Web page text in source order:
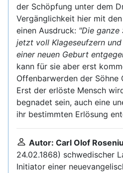
der Schöpfung unter dem
Vergänglichkeit hier mit
einen Ausdruck: "Die
jetzt voll Klageseufzern
einer neuen Geburt
kann für sie aber erst
Offenbarwerden der Söhne
Erst der erlöste Mensch
begnadet sein, auch eine
ihr bestimmten Erlösung
Autor: Carl Olof
24.02.1868) schwedischer
Initiator einer